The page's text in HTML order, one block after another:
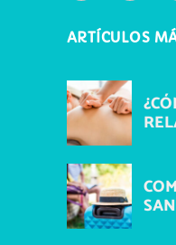
ARTÍCULOS